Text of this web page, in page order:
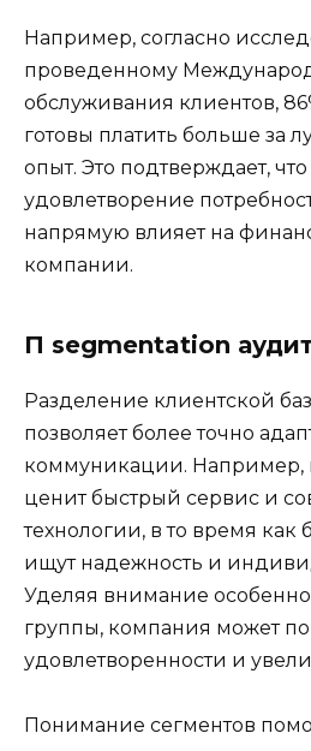
Например, согласно
проведенному
обслуживания клиентов,
готовы платить больше за
опыт. Это подтверждает,
удовлетворение
напрямую влияет на
компании.
П segmentation
Разделение клиентской
позволяет более точно
коммуникации. Например,
ценит быстрый сервис и
технологии, в то время как
ищут надежность и
Уделяя внимание
группы, компания может
удовлетворенности и
Понимание сегментов